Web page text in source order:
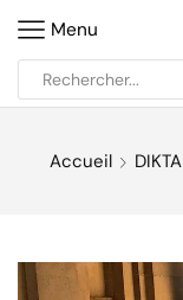
Menu
Accueil DIKTA